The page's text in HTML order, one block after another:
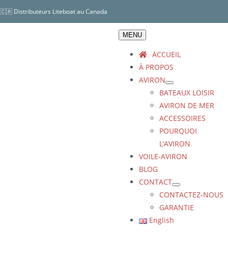
Skip
🇨🇦 Distributeurs Liteboat au Canada
MENU
ACCUEIL
À PROPOS
AVIRON
BATEAUX LOISIR
AVIRON DE MER
ACCESSOIRES
POURQUOI
L’AVIRON
VOILE-AVIRON
BLOG
CONTACT
CONTACTEZ-NOUS
GARANTIE
English